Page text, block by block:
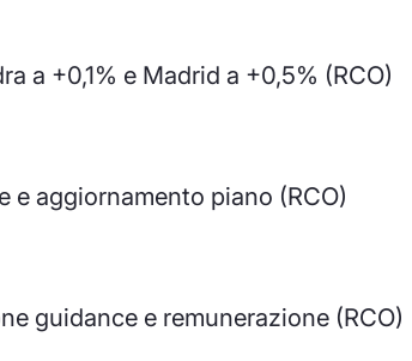
a +0,1% e Madrid a +0,5% (RCO)
e aggiornamento piano (RCO)
guidance e remunerazione (RCO)